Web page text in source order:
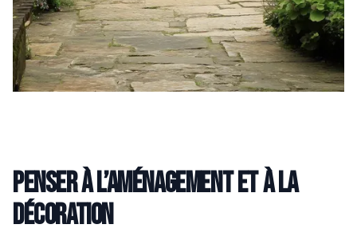
Penser à l’aménagement et à la
décoration